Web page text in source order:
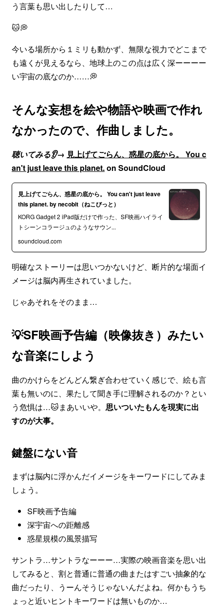
う言葉も思い出したりして…
🐱💭
今いる場所から１ミリも動かず、無限な視力でどこまで
も遠くが見えるなら、地球上のこの点は広く深ーーーー
い宇宙の底なのか……💭
そんな妄想を絵や物語や映画で作れ
なかったので、作曲しました。
聴いてみる👂→ 見上げてごらん、惑星の底から。 You c
an't just leave this planet.on SoundCloud
見上げてごらん、惑星の底から。 You can't just leave
this planet. by necobit（ねこびっと）
KORG Gadget 2 iPad版だけで作った、SF映画ハイライ
トシーンコラージュのようなサウン...
soundcloud.com
明確なストーリーは思いつかないけど、断片的な場面イ
メージは脳内再生されていました。
じゃあそれをそのまま…
💡SF映画予告編（映像抜き）みたい
な音楽にしよう
曲のかけらをどんどん繋ぎ合わせていく感じで、絵も言
葉も無いのに、果たして聞き手に理解されるのか？とい
う危惧は…🐱まあいいや。 思いついたもんを現実に出
すのが大事。
鍵盤にない音
まずは脳内に浮かんだイメージをキーワードにしてみま
しょう。
SF映画予告編
深宇宙への距離感
惑星規模の風景描写
サントラ…サントラなーーー…実際の映画音楽を思い出
してみると、割と普通に普通の曲またはすごい抽象的な
曲だったり、うーんそうじゃないんだよね。何かもうち
ょっと近いヒントキーワードは無いものか…